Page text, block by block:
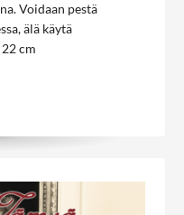
Voidaan pestä
älä käytä
cm